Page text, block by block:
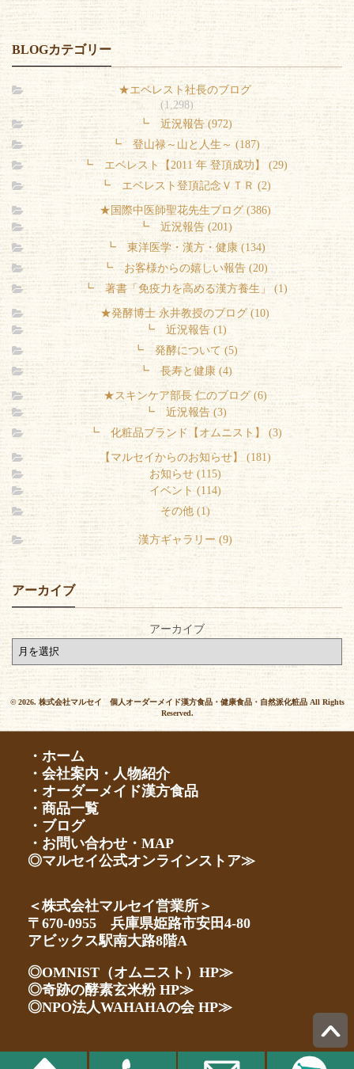
BLOGカテゴリー
★エベレスト社長のブログ
(1,298)
┗ 近況報告 (972)
┗ 登山禄～山と人生～ (187)
┗ エベレスト【2011 年 登頂成功】 (29)
┗ エベレスト登頂記念ＶＴＲ (2)
★国際中医師聖花先生ブログ (386)
┗ 近況報告 (201)
┗ 東洋医学・漢方・健康 (134)
┗ お客様からの嬉しい報告 (20)
┗ 著書「免疫力を高める漢方養生」 (1)
★発酵博士 永井教授のブログ (10)
┗ 近況報告 (1)
┗ 発酵について (5)
┗ 長寿と健康 (4)
★スキンケア部長 仁のブログ (6)
┗ 近況報告 (3)
┗ 化粧品ブランド【オムニスト】 (3)
【マルセイからのお知らせ】 (181)
お知らせ (115)
イベント (114)
その他 (1)
漢方ギャラリー (9)
アーカイブ
アーカイブ
© 2026. 株式会社マルセイ 個人オーダーメイド漢方食品・健康食品・自然派化粧品 All Rights
Reserved.
・ホーム
・会社案内・人物紹介
・オーダーメイド漢方食品
・商品一覧
・ブログ
・お問い合わせ・MAP
◎マルセイ公式オンラインストア≫
＜株式会社マルセイ営業所＞
〒670-0955 兵庫県姫路市安田4-80
アビックス駅南大路8階A
◎OMNIST（オムニスト）HP≫
◎奇跡の酵素玄米粉 HP≫
◎NPO法人WAHAHAの会 HP≫